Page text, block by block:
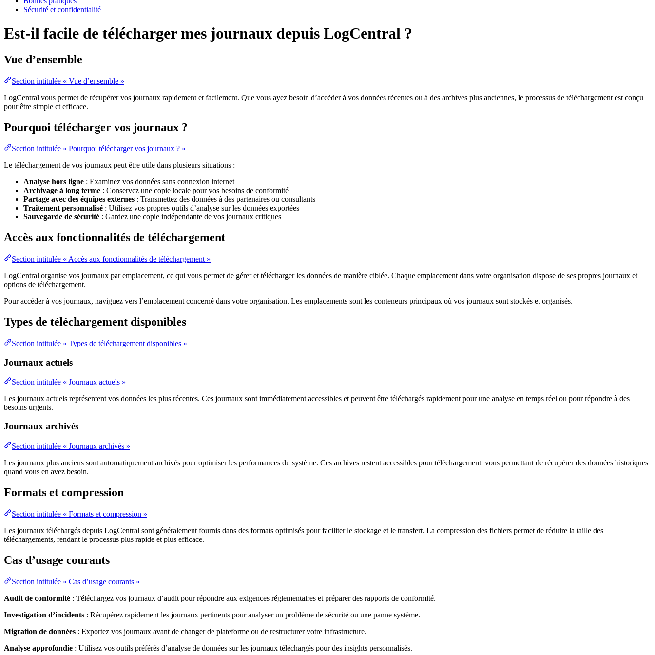
Sécurité et confidentialité
Est-il facile de télécharger mes journaux depuis LogCentral ?
Vue d’ensemble
Section intitulée « Vue d’ensemble »
LogCentral vous permet de récupérer vos journaux rapidement et facilement. Que vous ayez besoin d’accéder à vos données récentes ou à des archives plus anciennes, le processus de téléchargement est conçu
pour être simple et efficace.
Pourquoi télécharger vos journaux ?
Section intitulée « Pourquoi télécharger vos journaux ? »
Le téléchargement de vos journaux peut être utile dans plusieurs situations :
Analyse hors ligne : Examinez vos données sans connexion internet
Archivage à long terme : Conservez une copie locale pour vos besoins de conformité
Partage avec des équipes externes : Transmettez des données à des partenaires ou consultants
Traitement personnalisé : Utilisez vos propres outils d’analyse sur les données exportées
Sauvegarde de sécurité : Gardez une copie indépendante de vos journaux critiques
Accès aux fonctionnalités de téléchargement
Section intitulée « Accès aux fonctionnalités de téléchargement »
LogCentral organise vos journaux par emplacement, ce qui vous permet de gérer et télécharger les données de manière ciblée. Chaque emplacement dans votre organisation dispose de ses propres journaux et
options de téléchargement.
Pour accéder à vos journaux, naviguez vers l’emplacement concerné dans votre organisation. Les emplacements sont les conteneurs principaux où vos journaux sont stockés et organisés.
Types de téléchargement disponibles
Section intitulée « Types de téléchargement disponibles »
Journaux actuels
Section intitulée « Journaux actuels »
Les journaux actuels représentent vos données les plus récentes. Ces journaux sont immédiatement accessibles et peuvent être téléchargés rapidement pour une analyse en temps réel ou pour répondre à des
besoins urgents.
Journaux archivés
Section intitulée « Journaux archivés »
Les journaux plus anciens sont automatiquement archivés pour optimiser les performances du système. Ces archives restent accessibles pour téléchargement, vous permettant de récupérer des données historiques
quand vous en avez besoin.
Formats et compression
Section intitulée « Formats et compression »
Les journaux téléchargés depuis LogCentral sont généralement fournis dans des formats optimisés pour faciliter le stockage et le transfert. La compression des fichiers permet de réduire la taille des
téléchargements, rendant le processus plus rapide et plus efficace.
Cas d’usage courants
Section intitulée « Cas d’usage courants »
Audit de conformité : Téléchargez vos journaux d’audit pour répondre aux exigences réglementaires et préparer des rapports de conformité.
Investigation d’incidents : Récupérez rapidement les journaux pertinents pour analyser un problème de sécurité ou une panne système.
Migration de données : Exportez vos journaux avant de changer de plateforme ou de restructurer votre infrastructure.
Analyse approfondie : Utilisez vos outils préférés d’analyse de données sur les journaux téléchargés pour des insights personnalisés.